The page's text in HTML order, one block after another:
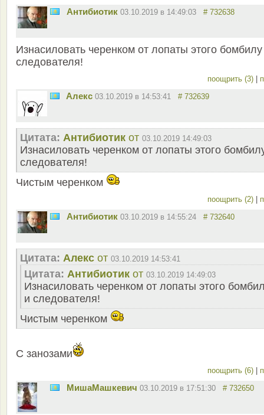
Антибиотик 03.10.2019 в 14:49:03 # 732638
Изнасиловать черенком от лопаты этого
следователя!
поощрить (3)
Aлекс 03.10.2019 в 14:53:41 # 732639
Цитата: Антибиотик от 03.10.2019 14:49:03
Изнасиловать черенком от лопаты этого
следователя!
Чистым черенком
поощрить (2)
Антибиотик 03.10.2019 в 14:55:24 # 732640
Цитата: Aлекс от 03.10.2019 14:53:41
Цитата: Антибиотик от 03.10.2019 14:49:03
Изнасиловать черенком от лопаты этого
и следователя!
Чистым черенком
С занозами
поощрить (6)
MишаМашкевич 03.10.2019 в 17:51:30 # 732650